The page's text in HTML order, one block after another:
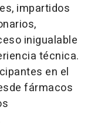
impartidos
inigualable
técnica.
en el
fármacos